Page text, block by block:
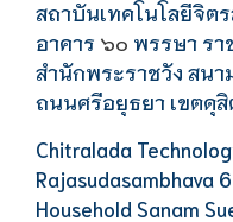
สถาบันเทคโนโลยีจิต
อาคาร ๖๐ พรรษา ร
สำนักพระราชวัง สนา
ถนนศรีอยุธยา เขตดุสิ
Chitralada
Rajasudasambhava
Household Sanam